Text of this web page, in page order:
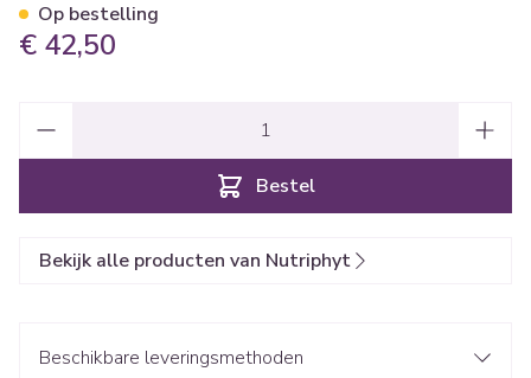
€ 42,50
Bestel
Op bestelling
Bekijk alle producten van Nutriphyt
Beschikbare leveringsmethoden